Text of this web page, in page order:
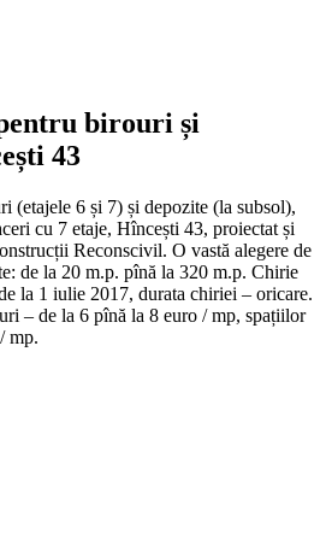
birouri și
43
(etajele 6 și 7) și depozite (la subsol),
cu 7 etaje, Hîncești 43, proiectat și
Reconscivil. O vastă alegere de
de la 20 m.p. pînă la 320 m.p. Chirie
la 1 iulie 2017, durata chiriei – oricare.
– de la 6 pînă la 8 euro / mp, spațiilor
mp.